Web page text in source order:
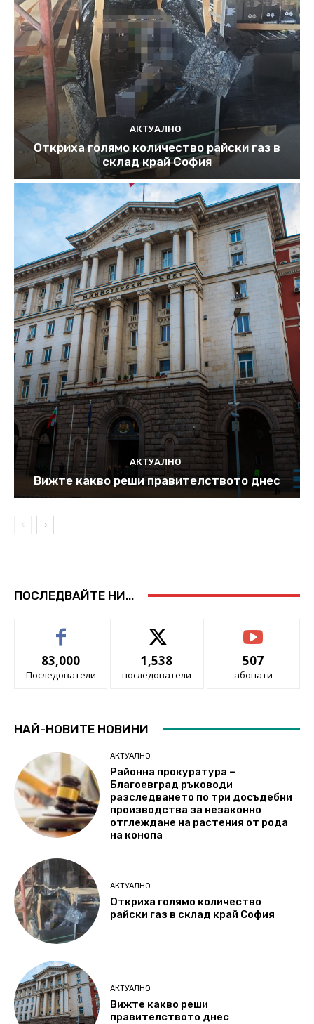
АКТУАЛНО
Откриха голямо количество райски газ в
склад край София
АКТУАЛНО
Вижте какво реши правителството днес
ПОСЛЕДВАЙТЕ НИ...
83,000
Последователи
1,538
последователи
507
абонати
НАЙ-НОВИТЕ НОВИНИ
АКТУАЛНО
Районна прокуратура –
Благоевград ръководи
разследването по три досъдебни
производства за незаконно
отглеждане на растения от рода
на конопа
АКТУАЛНО
Откриха голямо количество
райски газ в склад край София
АКТУАЛНО
Вижте какво реши
правителството днес